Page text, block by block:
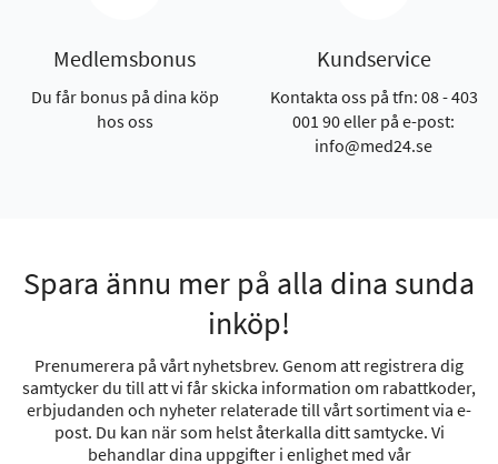
Medlemsbonus
Du får bonus på dina köp
hos oss
Kundservice
Kontakta oss på tfn: 08 - 403
001 90 eller på e-post:
info@med24.se
Spara ännu mer på alla dina sunda
inköp!
Prenumerera på vårt nyhetsbrev. Genom att registrera dig
samtycker du till att vi får skicka information om rabattkoder,
erbjudanden och nyheter relaterade till vårt sortiment via e-
post. Du kan när som helst återkalla ditt samtycke. Vi
behandlar dina uppgifter i enlighet med vår